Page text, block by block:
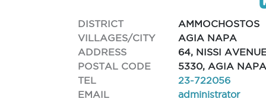
DISTRICT
AMMOCHOSTOS
VILLAGES/CITY
AGIA NAPA
ADDRESS
64, NISSI
POSTAL CODE
5330, AGIA
TEL
23-722056
EMAIL
administrator